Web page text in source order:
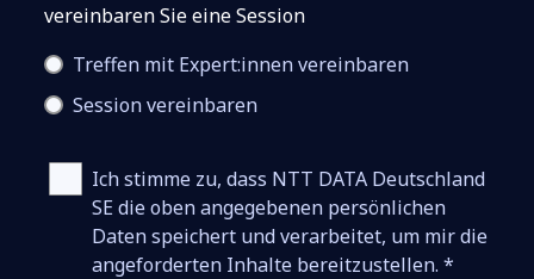
vereinbaren Sie eine Session
Treffen mit Expert:innen vereinbaren
Session vereinbaren
Ich stimme zu, dass NTT DATA Deutschland
SE die oben angegebenen persönlichen
Daten speichert und verarbeitet, um mir die
angeforderten Inhalte bereitzustellen. *